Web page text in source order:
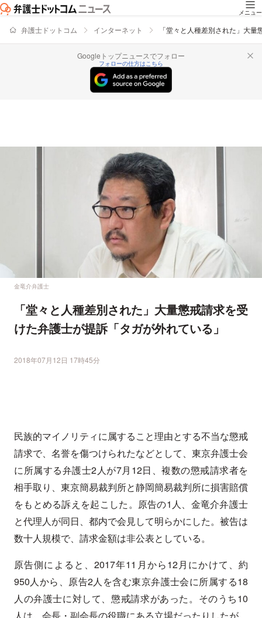
メニュー
弁護士ドットコム インターネット 「堂々と人種差別された」大
Googleトップニュースでフォロー
フォローの仕方はこちら
金竜介弁護士
「堂々と人種差別された」大量懲戒請求を受
けた弁護士が提訴「タガが外れている」
2018年07月12日 17時45分
民族的マイノリティに属すること理由とする不当な懲戒
請求で、名誉を傷つけられたなどとして、東京弁護士会
に所属する弁護士2人が7月12日、複数の懲戒請求者を
相手取り、東京簡易裁判所と静岡簡易裁判所に損害賠償
をもとめる訴えを起こした。原告の1人、金竜介弁護士
と代理人が同日、都内で会見して明らかにした。被告は
数十人規模で、請求金額は非公表としている。
原告側によると、2017年11月から12月にかけて、約
950人から、原告2人を含む東京弁護士会に所属する18
人の弁護士に対して、懲戒請求があった。そのうち10